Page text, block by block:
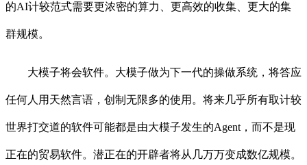
的AI计较范式需要更浓密的算力、更高效的收集、更大的集
群规模。
大模子将会软件。大模子做为下一代的操做系统，将答应
任何人用天然言语，创制无限多的使用。将来几乎所有取计较
世界打交道的软件可能都是由大模子发生的Agent，而不是现
正在的贸易软件。潜正在的开辟者将从几万万变成数亿规模。